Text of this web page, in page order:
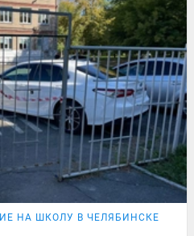
НА ШКОЛУ В ЧЕЛЯБИНСКЕ